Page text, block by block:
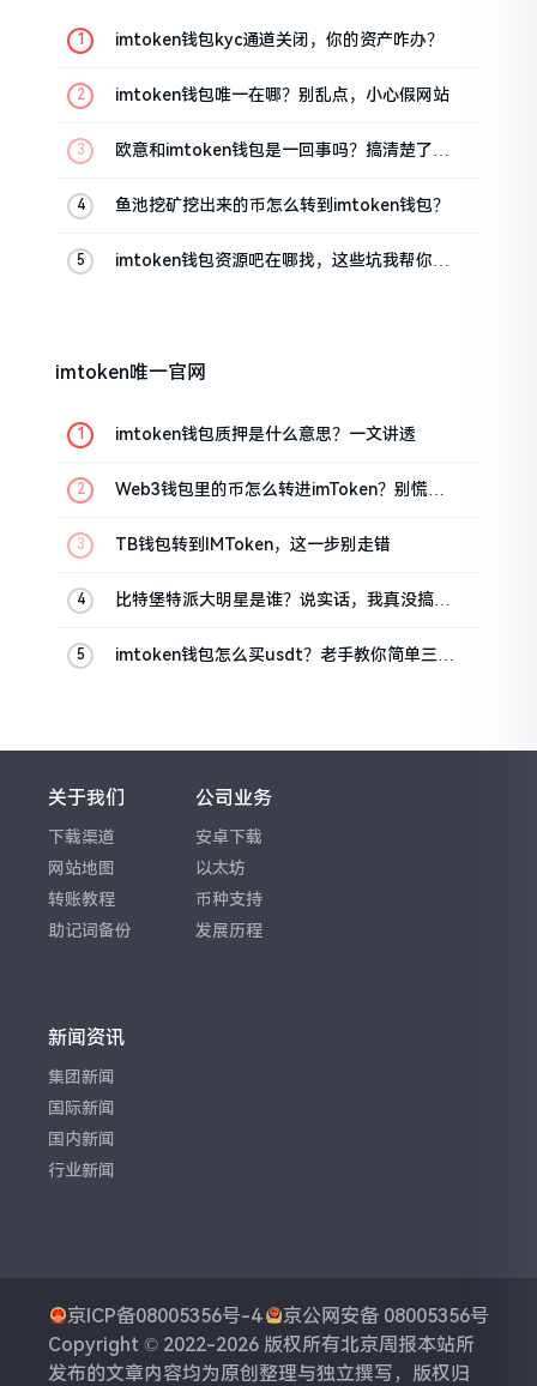
imtoken钱包kyc通道关闭，你的资产咋办？
imtoken钱包唯一在哪？别乱点，小心假网站
欧意和imtoken钱包是一回事吗？搞清楚了再
鱼池挖矿挖出来的币怎么转到imtoken钱包？
imtoken钱包资源吧在哪找，这些坑我帮你趟
imtoken唯一官网
imtoken钱包质押是什么意思？一文讲透
Web3钱包里的币怎么转进imToken？别慌，
TB钱包转到IMToken，这一步别走错
比特堡特派大明星是谁？说实话，我真没搞明
imtoken钱包怎么买usdt？老手教你简单三步
关于我们
下载渠道
网站地图
转账教程
助记词备份
公司业务
安卓下载
以太坊
币种支持
发展历程
新闻资讯
集团新闻
国际新闻
国内新闻
行业新闻
京ICP备08005356号-4
京公网安备 08005356号
Copyright © 2022-2026 版权所有北京周报本站所
发布的文章内容均为原创整理与独立撰写，版权归